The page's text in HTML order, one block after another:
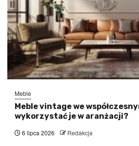
Meble
Meble vintage we
wykorzystać je w aranżacji?
6 lipca 2026 Redakcja